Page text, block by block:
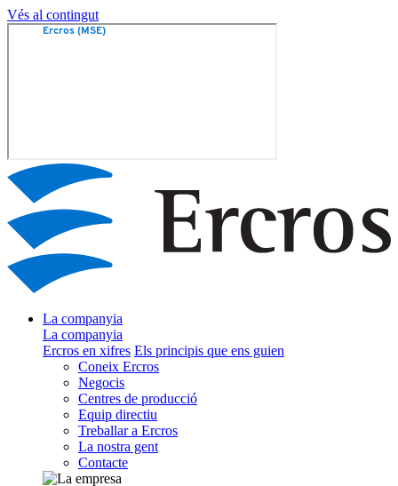
Vés al contingut
La companyia
La companyia
Ercros en xifres Els principis que ens guien
Coneix Ercros
Negocis
Centres de producció
Equip directiu
Treballar a Ercros
La nostra gent
Contacte